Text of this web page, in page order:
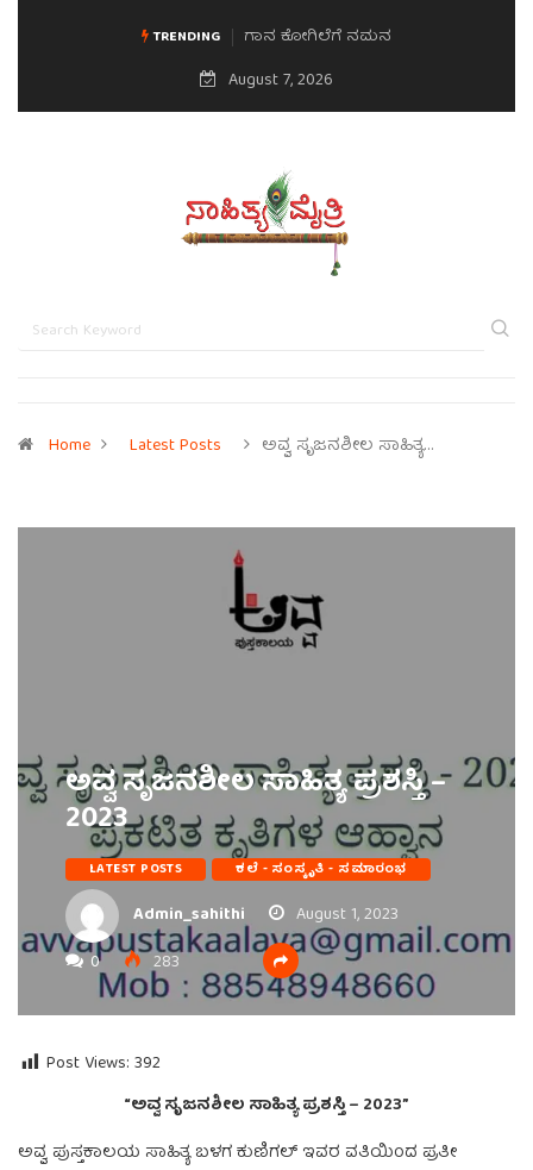
TRENDING ಗಾನ ಕೋಗಿಲೆಗೆ ನಮನ
August 7, 2026
Home Latest Posts ಅವ್ವ ಸೃಜನಶೀಲ ಸಾಹಿತ್ಯ…
ಅವ್ವ ಸೃಜನಶೀಲ ಸಾಹಿತ್ಯ ಪ್ರಶಸ್ತಿ –
2023
LATEST POSTS ಕಲೆ - ಸಂಸ್ಕೃತಿ - ಸಮಾರಂಭ
Admin_sahithi
August 1, 2023
0
283
Post Views: 392
“ಅವ್ವ ಸೃಜನಶೀಲ ಸಾಹಿತ್ಯ ಪ್ರಶಸ್ತಿ – 2023”
ಅವ್ವ ಪುಸ್ತಕಾಲಯ ಸಾಹಿತ್ಯ ಬಳಗ ಕುಣಿಗಲ್ ಇವರ ವತಿಯಿಂದ ಪ್ರತೀ